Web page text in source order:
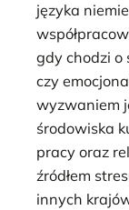
języka
gdy chodzi o
czy
wyzwaniem
środowiska
pracy oraz
źródłem
innych